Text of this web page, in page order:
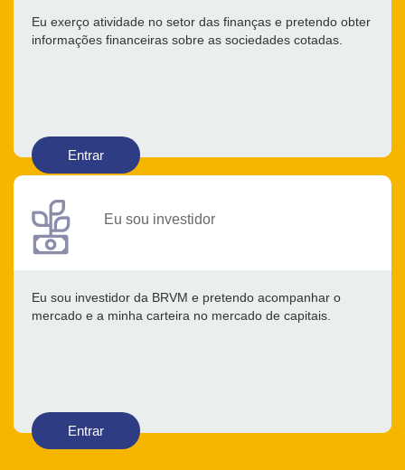
Eu exerço atividade no setor das finanças e pretendo obter
informações financeiras sobre as sociedades cotadas.
Entrar
Eu sou investidor
Eu sou investidor da BRVM e pretendo acompanhar o
mercado e a minha carteira no mercado de capitais.
Entrar